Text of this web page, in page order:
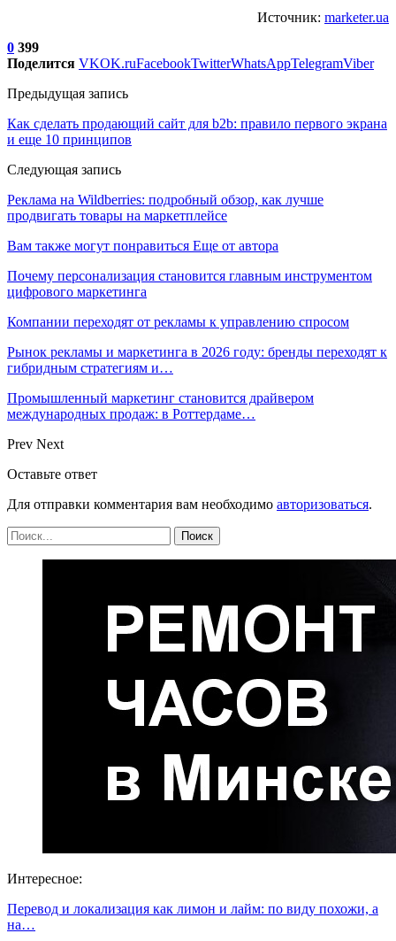
Источник: marketer.ua
0 399
Поделится VKOK.ruFacebookTwitterWhatsAppTelegramViber
Предыдущая запись
Как сделать продающий сайт для b2b: правило первого экрана
и еще 10 принципов
Следующая запись
Реклама на Wildberries: подробный обзор, как лучше
продвигать товары на маркетплейсе
Вам также могут понравиться Еще от автора
Почему персонализация становится главным инструментом
цифрового маркетинга
Компании переходят от рекламы к управлению спросом
Рынок рекламы и маркетинга в 2026 году: бренды переходят к
гибридным стратегиям и…
Промышленный маркетинг становится драйвером
международных продаж: в Роттердаме…
Prev Next
Оставьте ответ
Для отправки комментария вам необходимо авторизоваться.
Интересное:
Перевод и локализация как лимон и лайм: по виду похожи, а
на…